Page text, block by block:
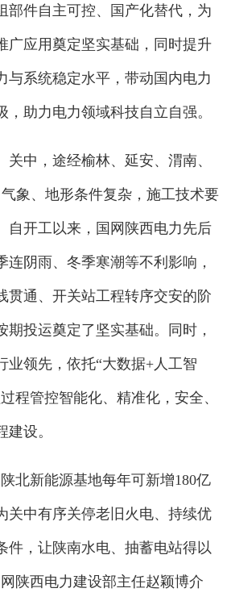
部件自主可控、国产化替代，为
广应用奠定坚实基础，同时提升
与系统稳定水平，带动国内电力
，助力电力领域科技自立自强。
中，途经榆林、延安、渭南、
象、地形条件复杂，施工技术要
自开工以来，国网陕西电力先后
连阴雨、冬季寒潮等不利影响，
贯通、开关站工程转序交安的阶
期投运奠定了坚实基础。同时，
业领先，依托“大数据+人工智
程管控智能化、精准化，安全、
设。
新能源基地每年可新增180亿
关中有序关停老旧火电、持续优
件，让陕南水电、抽蓄电站得以
陕西电力建设部主任赵颖博介